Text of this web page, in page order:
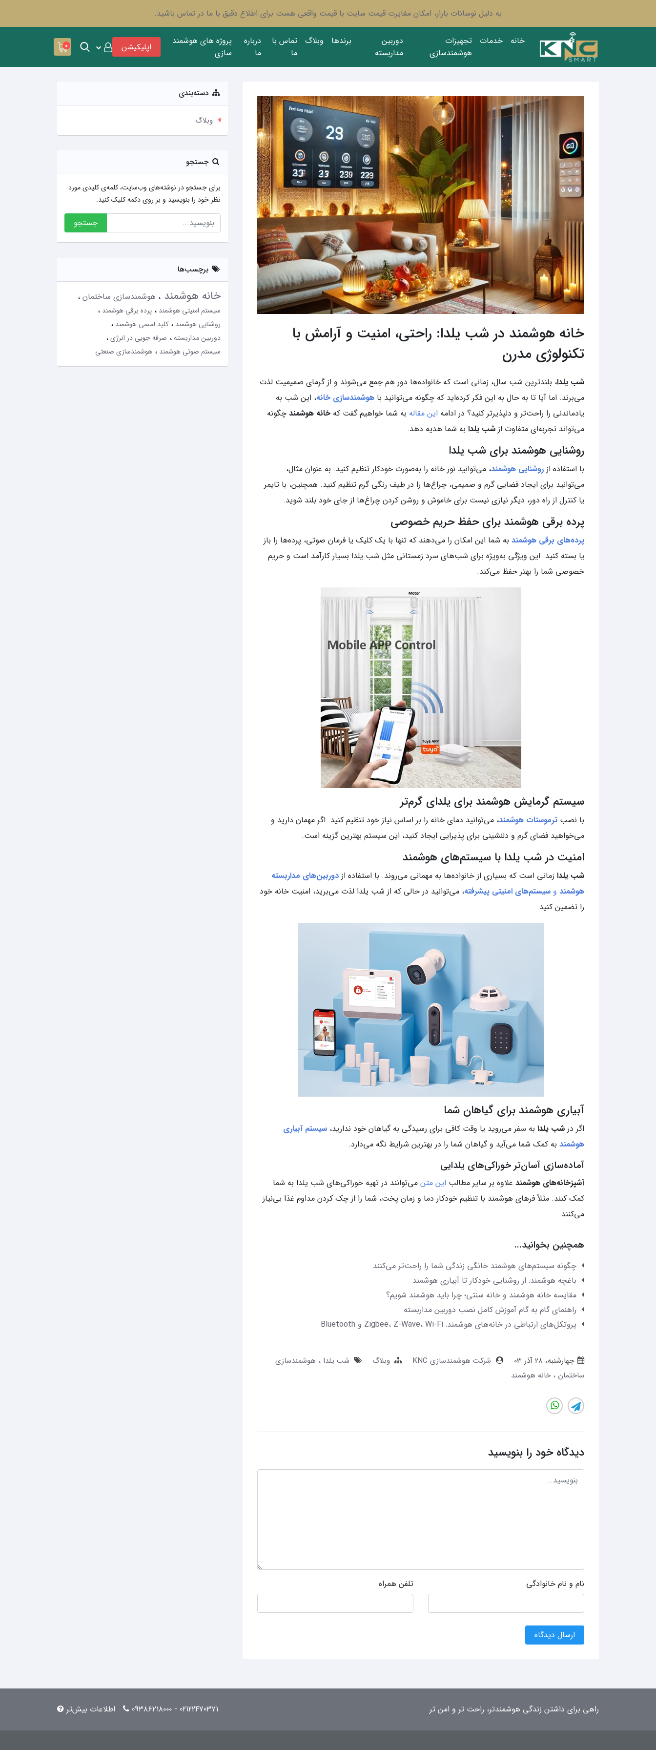
به دلیل نوسانات بازار، امکان مغایرت قیمت سایت با قیمت واقعی هست برای اطلاع دقیق با ما در تماس باشید.
خانه خدمات
تجهیزات
هوشمندسازی
دوربین
مداربسته
برندها وبلاگ
تماس با
ما
درباره
ما
پروژه های هوشمند
سازی
اپلیکیشن 0
خانه هوشمند در شب یلدا: راحتی، امنیت و آرامش با
تکنولوژی مدرن
شب یلدا، بلندترین شب سال، زمانی است که خانواده‌ها دور هم جمع می‌شوند و از گرمای صمیمیت لذت
می‌برند. اما آیا تا به حال به این فکر کرده‌اید که چگونه می‌توانید با هوشمندسازی خانه، این شب به
یادماندنی را راحت‌تر و دلپذیرتر کنید؟ در ادامه این مقاله به شما خواهیم گفت که خانه هوشمند چگونه
می‌تواند تجربه‌ای متفاوت از شب یلدا به شما هدیه دهد.
روشنایی هوشمند برای شب یلدا
با استفاده از روشنایی هوشمند، می‌توانید نور خانه را به‌صورت خودکار تنظیم کنید. به عنوان مثال،
می‌توانید برای ایجاد فضایی گرم و صمیمی، چراغ‌ها را در طیف رنگی گرم تنظیم کنید. همچنین، با تایمر
یا کنترل از راه دور، دیگر نیازی نیست برای خاموش و روشن کردن چراغ‌ها از جای خود بلند شوید.
پرده برقی هوشمند برای حفظ حریم خصوصی
پرده‌های برقی هوشمند به شما این امکان را می‌دهند که تنها با یک کلیک یا فرمان صوتی، پرده‌ها را باز
یا بسته کنید. این ویژگی به‌ویژه برای شب‌های سرد زمستانی مثل شب یلدا بسیار کارآمد است و حریم
خصوصی شما را بهتر حفظ می‌کند.
سیستم گرمایش هوشمند برای یلدای گرم‌تر
با نصب ترموستات هوشمند، می‌توانید دمای خانه را بر اساس نیاز خود تنظیم کنید. اگر مهمان دارید و
می‌خواهید فضای گرم و دلنشینی برای پذیرایی ایجاد کنید، این سیستم بهترین گزینه است.
امنیت در شب یلدا با سیستم‌های هوشمند
شب یلدا زمانی است که بسیاری از خانواده‌ها به مهمانی می‌روند. با استفاده از دوربین‌های مداربسته
هوشمند و سیستم‌های امنیتی پیشرفته، می‌توانید در حالی که از شب یلدا لذت می‌برید، امنیت خانه خود
را تضمین کنید.
آبیاری هوشمند برای گیاهان شما
اگر در شب یلدا به سفر می‌روید یا وقت کافی برای رسیدگی به گیاهان خود ندارید، سیستم آبیاری
هوشمند به کمک شما می‌آید و گیاهان شما را در بهترین شرایط نگه می‌دارد.
آماده‌سازی آسان‌تر خوراکی‌های یلدایی
آشپزخانه‌های هوشمند علاوه بر سایر مطالب این متن می‌توانند در تهیه خوراکی‌های شب یلدا به شما
کمک کنند. مثلاً فرهای هوشمند با تنظیم خودکار دما و زمان پخت، شما را از چک کردن مداوم غذا بی‌نیاز
می‌کنند.
همچنین بخوانید...
چگونه سیستم‌های هوشمند خانگی زندگی شما را راحت‌تر می‌کنند
باغچه هوشمند: از روشنایی خودکار تا آبیاری هوشمند
مقایسه خانه هوشمند و خانه سنتی؛ چرا باید هوشمند شویم؟
راهنمای گام به گام آموزش کامل نصب دوربین مداربسته
پروتکل‌های ارتباطی در خانه‌های هوشمند: Zigbee، Z-Wave، Wi-Fi و Bluetooth
چهارشنبه، 28 آذر 03 شرکت هوشمندسازی KNC وبلاگ شب یلدا
هوشمندسازی
ساختمان
خانه هوشمند
دیدگاه خود را بنویسید
نام و نام خانوادگی تلفن همراه
ارسال دیدگاه
دسته‌بندی
وبلاگ
جستجو
برای جستجو در نوشته‌های وب‌سایت، کلمه‌ی کلیدی مورد
نظر خود را بنویسید و بر روی دکمه کلیک کنید.
جستجو
برچسب‌ها
خانه هوشمند هوشمندسازی ساختمان
سیستم امنیتی هوشمند
پرده برقی هوشمند
روشنایی هوشمند
کلید لمسی هوشمند
دوربین مداربسته
صرفه جویی در انرژی
سیستم صوتی هوشمند
هوشمندسازی صنعتی
راهی برای داشتن زندگی هوشمندتر، راحت تر و امن تر 02122470371 - 09۳۸۶۲۱۸۰۰۰ اطلاعات بیش‌تر